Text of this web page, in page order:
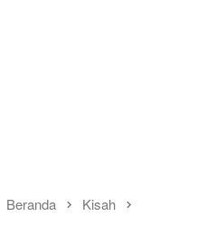
Beranda Kisah